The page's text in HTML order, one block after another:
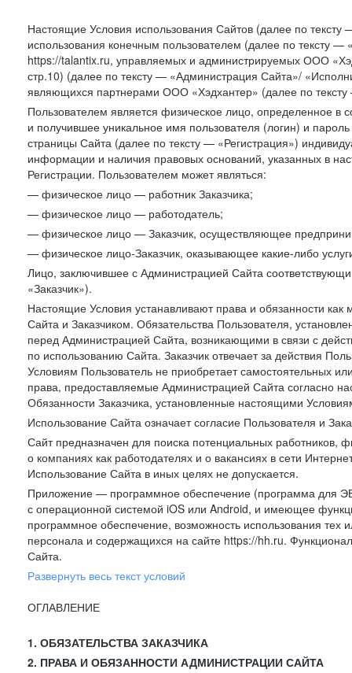
Настоящие Условия использования Сайтов (далее по
использования конечным пользователем (далее по тексту
https://talantix.ru, управляемых и администрируемых ООО
стр.10) (далее по тексту — «Администрация Сайта»/
являющихся партнерами ООО «Хэдхантер» (далее по
Пользователем является физическое лицо, определенное в
и получившее уникальное имя пользователя (логин) и
страницы Сайта (далее по тексту — «Регистрация»)
информации и наличия правовых оснований, указанных в
Регистрации. Пользователем может являться:
— физическое лицо — работник Заказчика;
— физическое лицо — работодатель;
— физическое лицо — Заказчик, осуществляющее
— физическое лицо-Заказчик, оказывающее какие-либо
Лицо, заключившее с Администрацией Сайта
«Заказчик»).
Настоящие Условия устанавливают права и обязанности
Сайта и Заказчиком. Обязательства Пользователя,
перед Администрацией Сайта, возникающими в связи с
по использованию Сайта. Заказчик отвечает за действия
Условиям Пользователь не приобретает самостоятельных
права, предоставляемые Администрацией Сайта согласно
Обязанности Заказчика, установленные настоящими
Использование Сайта означает согласие Пользователя и
Сайт предназначен для поиска потенциальных
о компаниях как работодателях и о вакансиях в сети
Использование Сайта в иных целях не допускается.
Приложение — программное обеспечение (программа для
с операционной системой iOS или Android, и имеющее
программное обеспечение, возможность использования
персонала и содержащихся на сайте https://hh.ru.
Сайта.
Развернуть весь текст условий
ОГЛАВЛЕНИЕ
1. ОБЯЗАТЕЛЬСТВА ЗАКАЗЧИКА
2. ПРАВА И ОБЯЗАННОСТИ АДМИНИСТРАЦИИ САЙТА